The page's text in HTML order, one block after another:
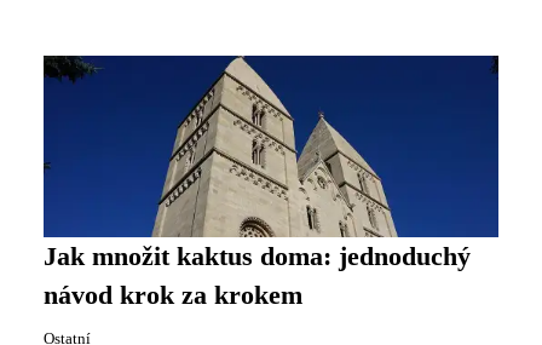
Jak množit kaktus doma: jednoduchý
návod krok za krokem
Ostatní